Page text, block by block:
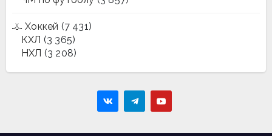
Хоккей (7 431)
КХЛ (3 365)
НХЛ (3 208)